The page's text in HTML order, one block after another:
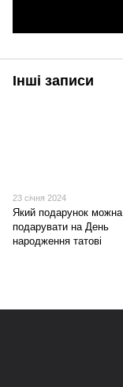
Інші записи
23 січня 2024
Який подарунок можна
подарувати на День
народження татові